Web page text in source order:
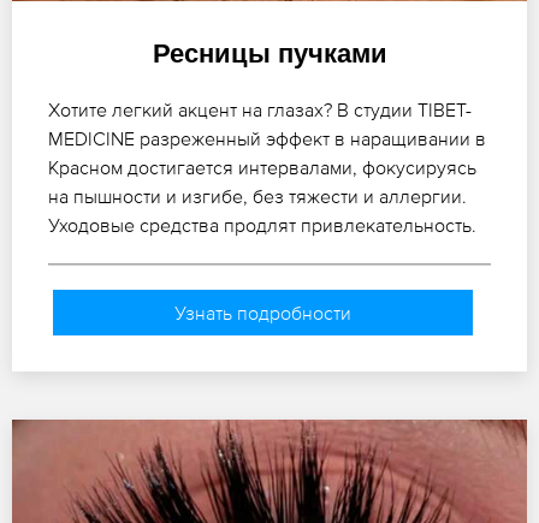
Ресницы пучками
Хотите легкий акцент на глазах? В студии TIBET-
MEDICINE разреженный эффект в наращивании в
Красном достигается интервалами, фокусируясь
на пышности и изгибе, без тяжести и аллергии.
Уходовые средства продлят привлекательность.
Узнать подробности